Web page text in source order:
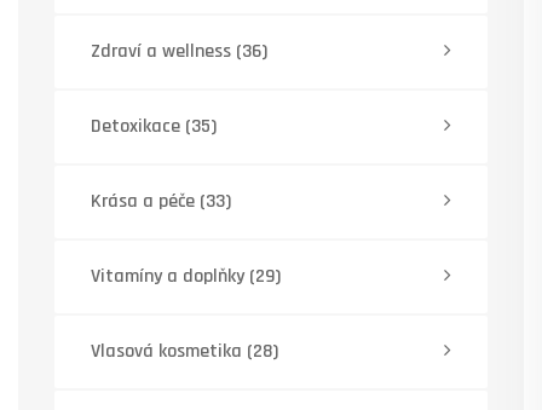
Zdraví a wellness (36)
Detoxikace (35)
Krása a péče (33)
Vitamíny a doplňky(29)
Vlasová kosmetika (28)